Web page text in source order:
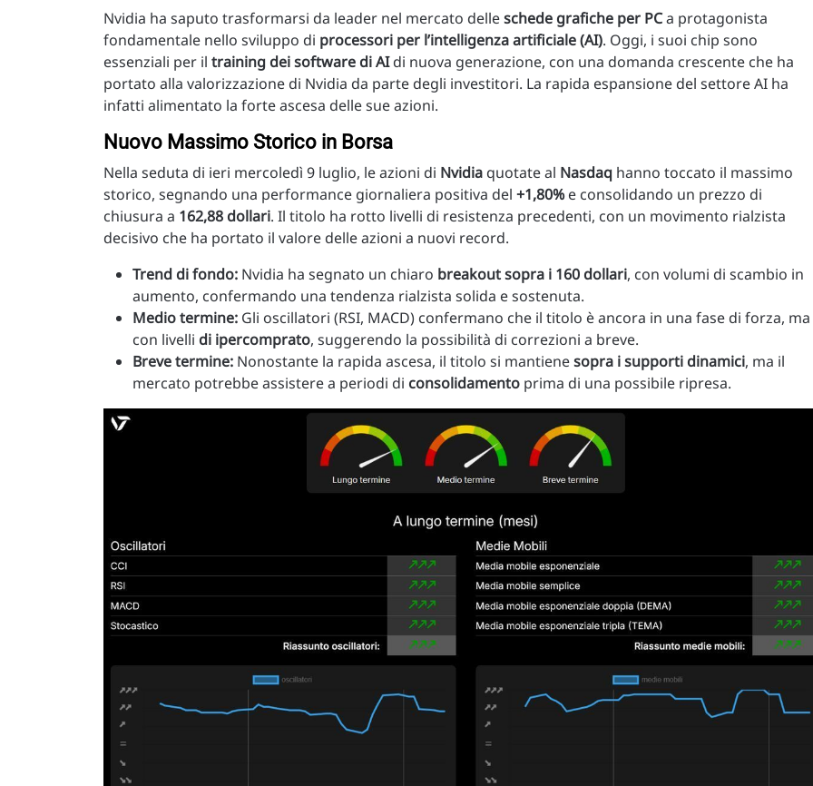
Nvidia ha saputo trasformarsi da leader nel mercato delleschede grafiche per PCa protagonista
fondamentale nello sviluppo di processori per l’intelligenza artificiale (AI). Oggi, i suoi chip sono
essenziali per il training dei software di AIdi nuova generazione, con una domanda crescente che ha
portato alla valorizzazione di Nvidia da parte degli investitori. La rapida espansione del settore AI ha
infatti alimentato la forte ascesa delle sue azioni.
Nuovo Massimo Storico in Borsa
Nella seduta di ieri mercoledì 9 luglio, le azioni di Nvidia quotate al Nasdaq hanno toccato il massimo
storico, segnando una performance giornaliera positiva del +1,80%e consolidando un prezzo di
chiusura a 162,88 dollari. Il titolo ha rotto livelli di resistenza precedenti, con un movimento rialzista
decisivo che ha portato il valore delle azioni a nuovi record.
Trend di fondo: Nvidia ha segnato un chiaro breakout sopra i 160 dollari, con volumi di scambio in
aumento, confermando una tendenza rialzista solida e sostenuta.
Medio termine: Gli oscillatori (RSI, MACD) confermano che il titolo è ancora in una fase di forza, ma
con livelli di ipercomprato, suggerendo la possibilità di correzioni a breve.
Breve termine: Nonostante la rapida ascesa, il titolo si mantienesopra i supporti dinamici, ma il
mercato potrebbe assistere a periodi di consolidamento prima di una possibile ripresa.